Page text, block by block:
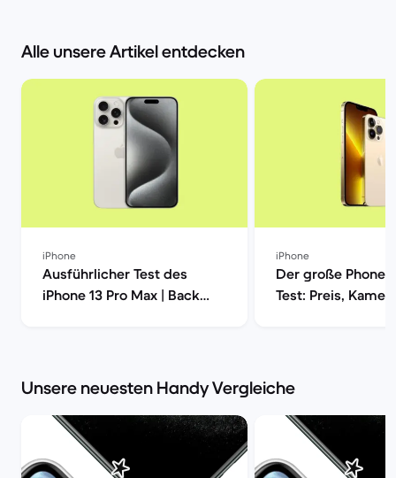
Alle unsere Artikel entdecken
iPhone
Ausführlicher Test des
iPhone 13 Pro Max | Back
iPhone
Der große Phone
Test: Preis,
Unsere neuesten Handy Vergleiche